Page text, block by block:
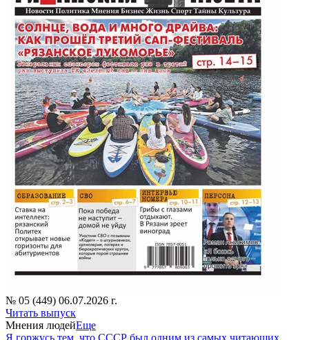
№ 05 (449) 06.07.2026 г.
Читать выпуск
Мнения людейЕще